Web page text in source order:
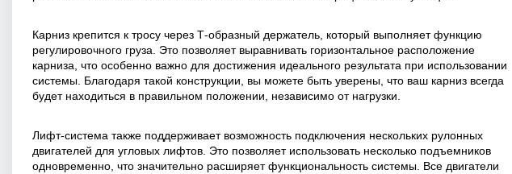
Карниз крепится к тросу через Т-образный держатель, который выполняет функцию
регулировочного груза. Это позволяет выравнивать горизонтальное расположение
карниза, что особенно важно для достижения идеального результата при использовании
системы. Благодаря такой конструкции, вы можете быть уверены, что ваш карниз всегда
будет находиться в правильном положении, независимо от нагрузки.
Лифт-система также поддерживает возможность подключения нескольких рулонных
двигателей для угловых лифтов. Это позволяет использовать несколько подъемников
одновременно, что значительно расширяет функциональность системы. Все двигатели